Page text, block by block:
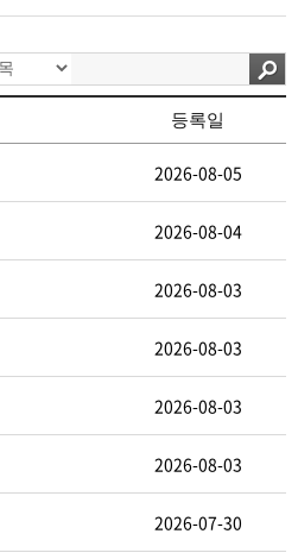
등록일
2026-08-05
2026-08-04
2026-08-03
2026-08-03
2026-08-03
2026-08-03
2026-07-30